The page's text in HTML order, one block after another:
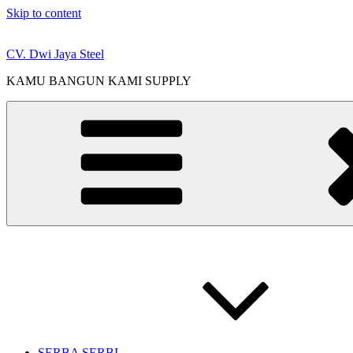
Skip to content
CV. Dwi Jaya Steel
KAMU BANGUN KAMI SUPPLY